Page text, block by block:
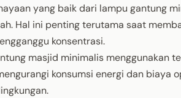
yang baik dari lampu gantung
Hal ini penting terutama saat
konsentrasi.
masjid minimalis menggunakan
konsumsi energi dan biaya